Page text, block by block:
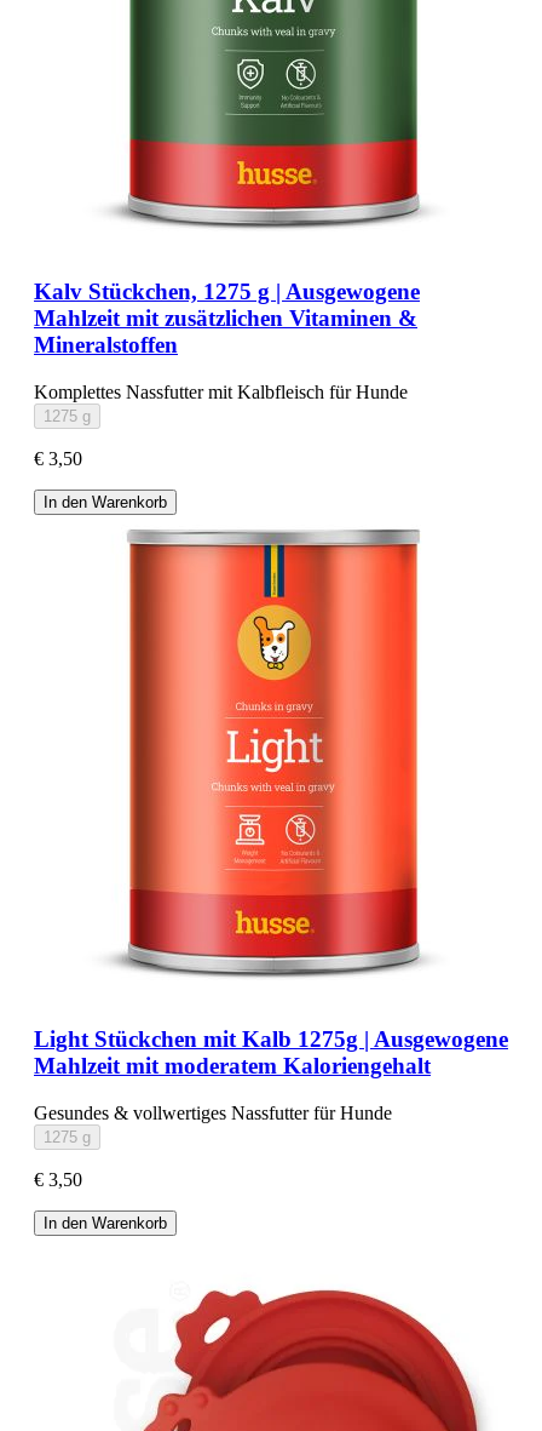
Kalv Stückchen, 1275 g | Ausgewogene
Mahlzeit mit zusätzlichen Vitaminen &
Mineralstoffen
Komplettes Nassfutter mit Kalbfleisch für Hunde
1275 g
€ 3,50
In den Warenkorb
Light Stückchen mit Kalb 1275g | Ausgewogene
Mahlzeit mit moderatem Kaloriengehalt
Gesundes & vollwertiges Nassfutter für Hunde
1275 g
€ 3,50
In den Warenkorb